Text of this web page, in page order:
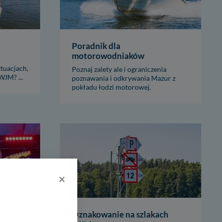
...
Poradnik dla
motorowodniaków
Poznaj zalety ale i ograniczenia
poznawania i odkrywania Mazur z
pokładu łodzi motorowej.
Oznakowanie na szlakach
×